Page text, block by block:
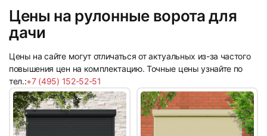
5 6
7 8
Цены на рулонные ворота для
дачи
Цены на сайте могут отличаться от актуальных из-за частого
повышения цен на комплектацию. Точные цены узнайте по
тел.:+7 (495) 152-52-51